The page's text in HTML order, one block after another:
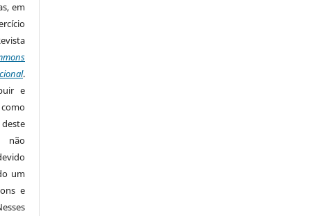
em
.
e
não
um
e